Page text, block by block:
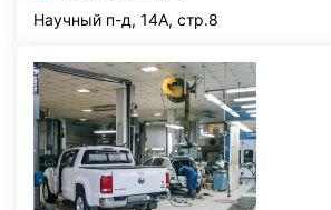
Научный п-д, 14А, стр.8